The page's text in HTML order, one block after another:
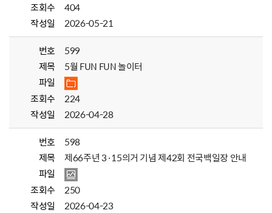
조회수
404
작성일
2026-05-21
번호
599
제목
5월 FUN FUN 놀이터
파일
조회수
224
작성일
2026-04-28
번호
598
제목
제66주년 3·15의거 기념 제42회 전국백일장 안내
파일
조회수
250
작성일
2026-04-23